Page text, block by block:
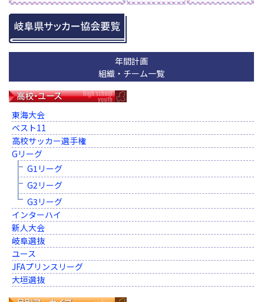
年間計画
組織・チーム一覧
東海大会
ベスト11
高校サッカー選手権
Gリーグ
G1リーグ
G2リーグ
G3リーグ
インターハイ
新人大会
岐阜選抜
ユース
JFAプリンスリーグ
大垣選抜